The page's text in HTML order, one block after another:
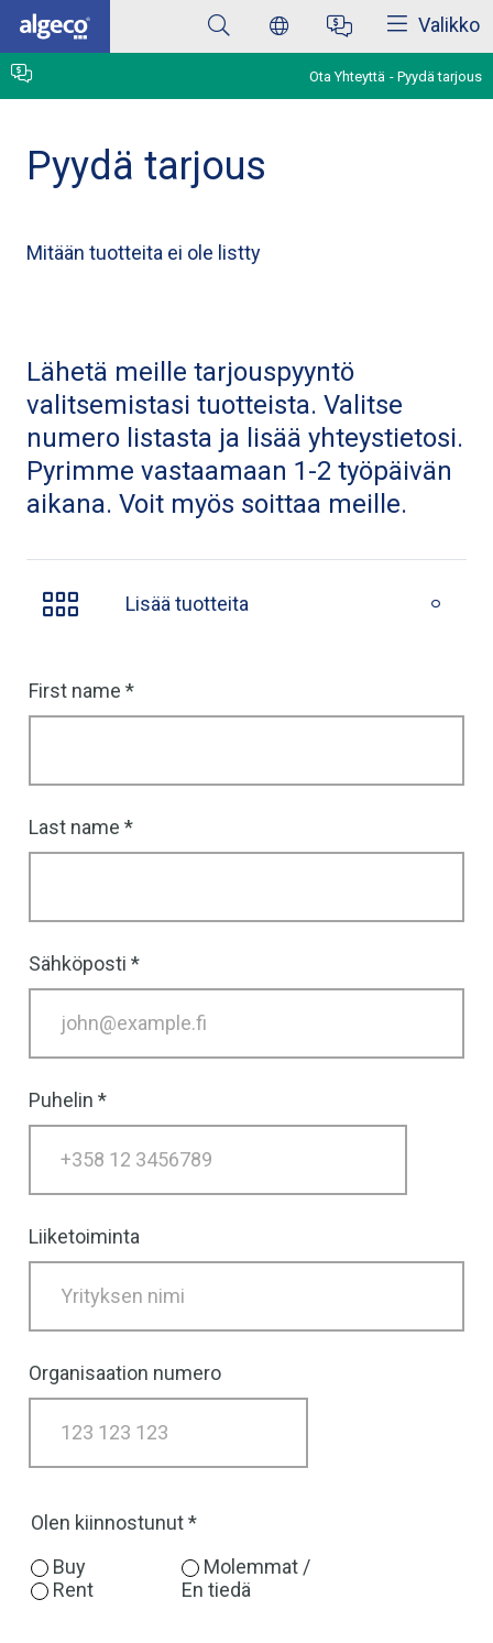
Skip
main
content
Valikko
Ota Yhteyttä Pyydä tarjous
Pyydä tarjous
Mitään tuotteita ei ole listty
Lähetä meille tarjouspyyntö
valitsemistasi tuotteista. Valitse
numero listasta ja lisää yhteystietosi.
Pyrimme vastaamaan 1-2 työpäivän
aikana. Voit myös soittaa meille.
Lisää tuotteita
First name
Last name
Sähköposti
Puhelin
Liiketoiminta
Organisaation numero
Olen kiinnostunut
Buy
Rent
Molemmat /
En tiedä